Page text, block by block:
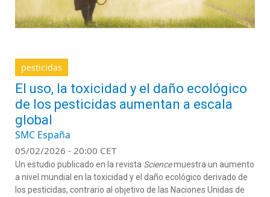
pesticidas
El uso, la toxicidad y el daño ecológico
de los pesticidas aumentan a escala
global
SMC España
05/02/2026 - 20:00 CET
Un estudio publicado en la revista Sciencemuestra un aumento
a nivel mundial en la toxicidad y el daño ecológico derivado de
los pesticidas, contrario al objetivo de las Naciones Unidas de